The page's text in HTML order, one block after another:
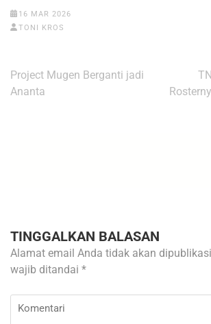
16 MAR 2026
TONI KROS
Navigasi
pos
Project Mugen Berganti jadi
Ananta
TINGGALKAN BALASAN
Alamat email Anda tidak akan
wajib ditandai *
Komentari